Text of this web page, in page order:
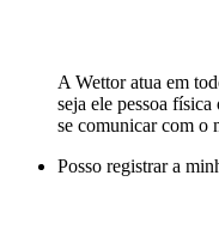
A Wettor atua em
seja ele pessoa
se comunicar com o
Posso registrar a